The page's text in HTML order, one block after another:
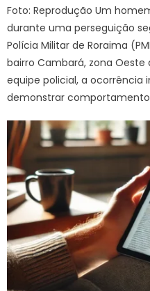
Foto: Reprodução Um
durante uma perseguição
Polícia Militar de Roraima
bairro Cambará, zona Oeste
equipe policial, a ocorrência
demonstrar comportamento